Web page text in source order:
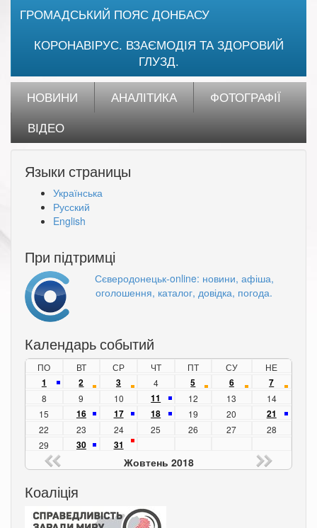
ГРОМАДСЬКИЙ ПОЯС ДОНБАСУ
КОРОНАВІРУС. ВЗАЄМОДІЯ ТА ЗДОРОВИЙ
ГЛУЗД.
НОВИНИ АНАЛІТИКА
ФОТОГРАФІЇ
ВІДЕО
Языки страницы
Українська
Русский
English
При підтримці
Сєверодонецьк-online: новини, афіша,
оголошення, каталог, довідка, погода.
Календарь событий
ПО ВТ СР ЧТ ПТ СУ НЕ
1 2 3 4 5 6 7
8 9 10 11 12 13
14
15
16 17 18 19 20 21
22 23 24 25 26 27
28
29
30 31
Жовтень 2018
Коаліція